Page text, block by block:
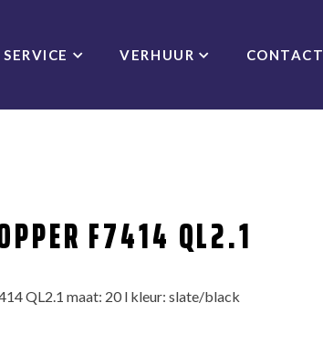
SERVICE VERHUUR CONTACT
F7414 QL2.1
QL2.1 maat: 20 l kleur: slate/black